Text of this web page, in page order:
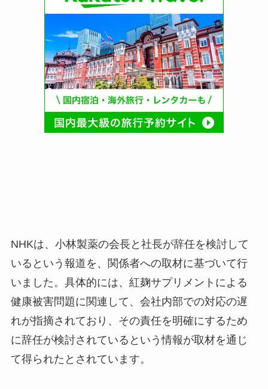
NHKは、小林製薬の会長と社長が辞任を検討して
いるという報道を、関係者への取材に基づいて行
いました。具体的には、紅麹サプリメントによる
健康被害問題に関連して、会社内部での対応の遅
れが指摘されており、その責任を明確にするため
に辞任が検討されているという情報が取材を通じ
て得られたとされています。